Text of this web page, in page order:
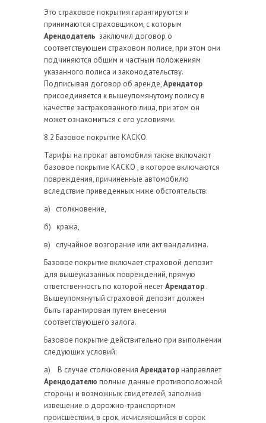
Это страховое покрытия гарантируются и
принимаются страховщиком, с которым
Арендодатель заключил договор о
соответствующем страховом полисе, при этом они
подчиняются общим и частным положениям
указанного полиса и законодательству.
Подписывая договор об аренде,Арендатор
присоединяется к вышеупомянутому полису в
качестве застрахованного лица, при этом он
может ознакомиться с его условиями.
8.2 Базовое покрытие КАСКО.
Тарифы на прокат автомобиля также включают
базовое покрытие КАСКО , в которое включаются
повреждения, причиненные автомобилю
вследствие приведенных ниже обстоятельств:
а) столкновение,
б) кража,
в) случайное возгорание или акт вандализма.
Базовое покрытие включает страховой депозит
для вышеуказанных повреждений, прямую
ответственность по которой несетАрендатор .
Вышеупомянутый страховой депозит должен
быть гарантирован путем внесения
соответствующего залога.
Базовое покрытие действительно при выполнении
следующих условий:
а) В случае столкновения Арендатор направляет
Арендодателю полные данные противоположной
стороны и возможных свидетелей, заполнив
извещение о дорожно-транспортном
происшествии, в срок, исчисляющийся в сорок